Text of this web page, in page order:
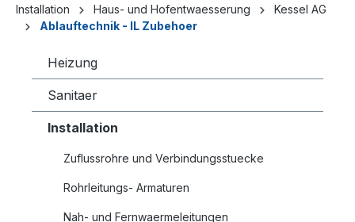
Installation Haus- und Hofentwaesserung
Kessel AG
Ablauftechnik - IL Zubehoer
Heizung
Sanitaer
Installation
Zuflussrohre und Verbindungsstuecke
Rohrleitungs- Armaturen
Nah- und Fernwaermeleitungen